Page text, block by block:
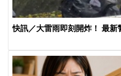
快訊／大雷雨即刻開炸！ 最新